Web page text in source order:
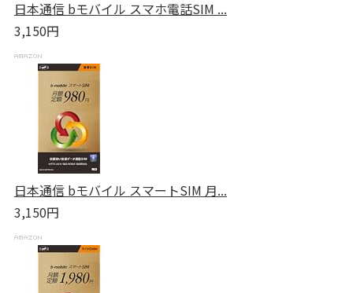
日本通信 bモバイル スマホ電話SIM ...
3,150円
日本通信 bモバイル スマートSIM 月...
3,150円